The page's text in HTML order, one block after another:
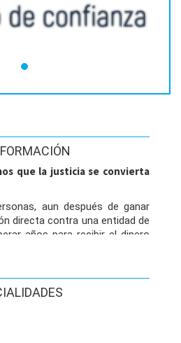
que la justicia se convierta
aun después de ganar
directa contra una entidad de
años para recibir el dinero
eso, en Solventa Legal
rápida y transparente:
y entregamos el pago en
, sin esperas ni trámites